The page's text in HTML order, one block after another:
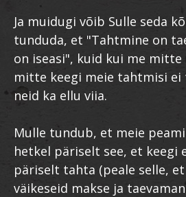
Ja muidugi võib Sulle seda
tunduda, et "Tahtmine on
on iseasi", kuid kui me
mitte keegi meie tahtmisi ei
neid ka ellu viia.
Mulle tundub, et meie
hetkel päriselt see, et keegi
päriselt tahta (peale selle,
väikeseid makse ja